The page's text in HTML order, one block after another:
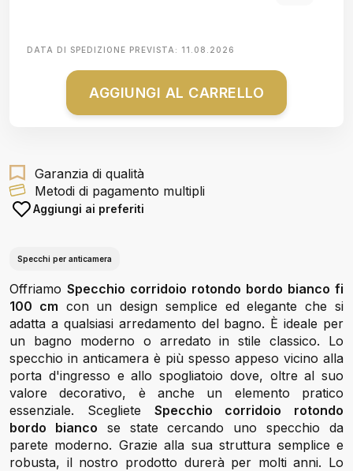
DATA DI SPEDIZIONE PREVISTA: 11.08.2026
AGGIUNGI AL CARRELLO
Garanzia di qualità
Metodi di pagamento multipli
Aggiungi ai preferiti
Specchi per anticamera
Offriamo Specchio corridoio rotondo bordo bianco fi
100 cm con un design semplice ed elegante che si
adatta a qualsiasi arredamento del bagno. È ideale per
un bagno moderno o arredato in stile classico. Lo
specchio in anticamera è più spesso appeso vicino alla
porta d'ingresso e allo spogliatoio dove, oltre al suo
valore decorativo, è anche un elemento pratico
essenziale. Scegliete Specchio corridoio rotondo
bordo bianco se state cercando uno specchio da
parete moderno. Grazie alla sua struttura semplice e
robusta, il nostro prodotto durerà per molti anni. Lo